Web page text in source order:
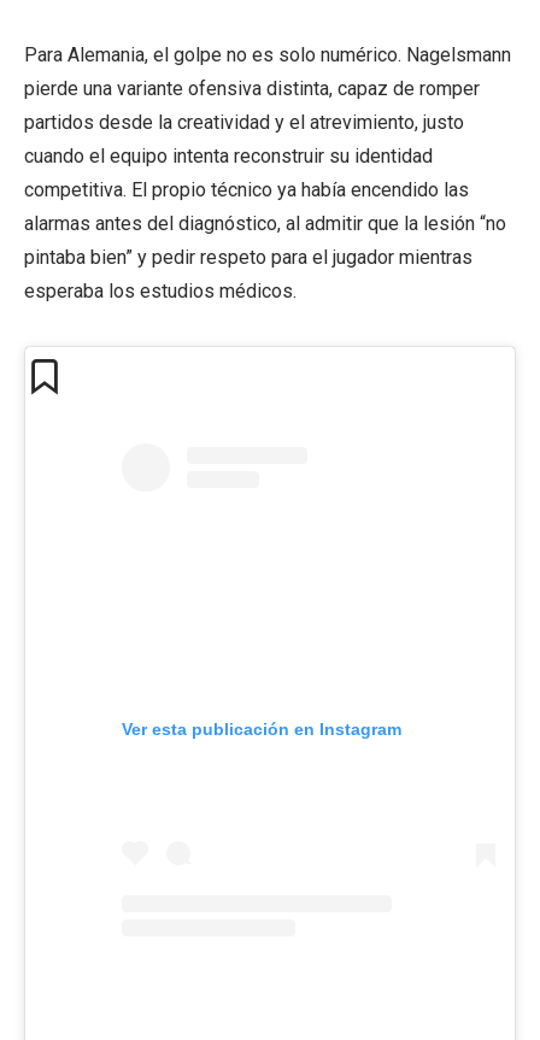
Para Alemania, el golpe no es solo numérico. Nagelsmann
pierde una variante ofensiva distinta, capaz de romper
partidos desde la creatividad y el atrevimiento, justo
cuando el equipo intenta reconstruir su identidad
competitiva. El propio técnico ya había encendido las
alarmas antes del diagnóstico, al admitir que la lesión “no
pintaba bien” y pedir respeto para el jugador mientras
esperaba los estudios médicos.
Ver esta publicación en Instagram